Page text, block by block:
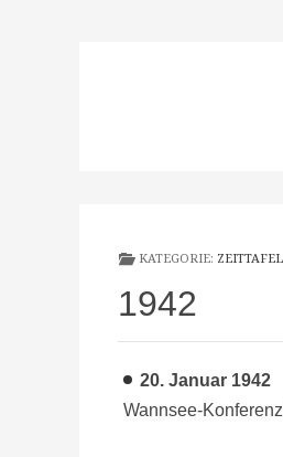
KATEGORIE: ZEITTAFEL
1942
20. Januar 1942
Wannsee-